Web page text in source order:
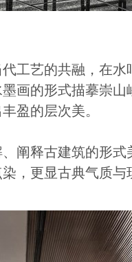
工艺的共融，在
画的形式描摹崇
盈的层次美。
阐释古建筑的形
，更显古典气质与